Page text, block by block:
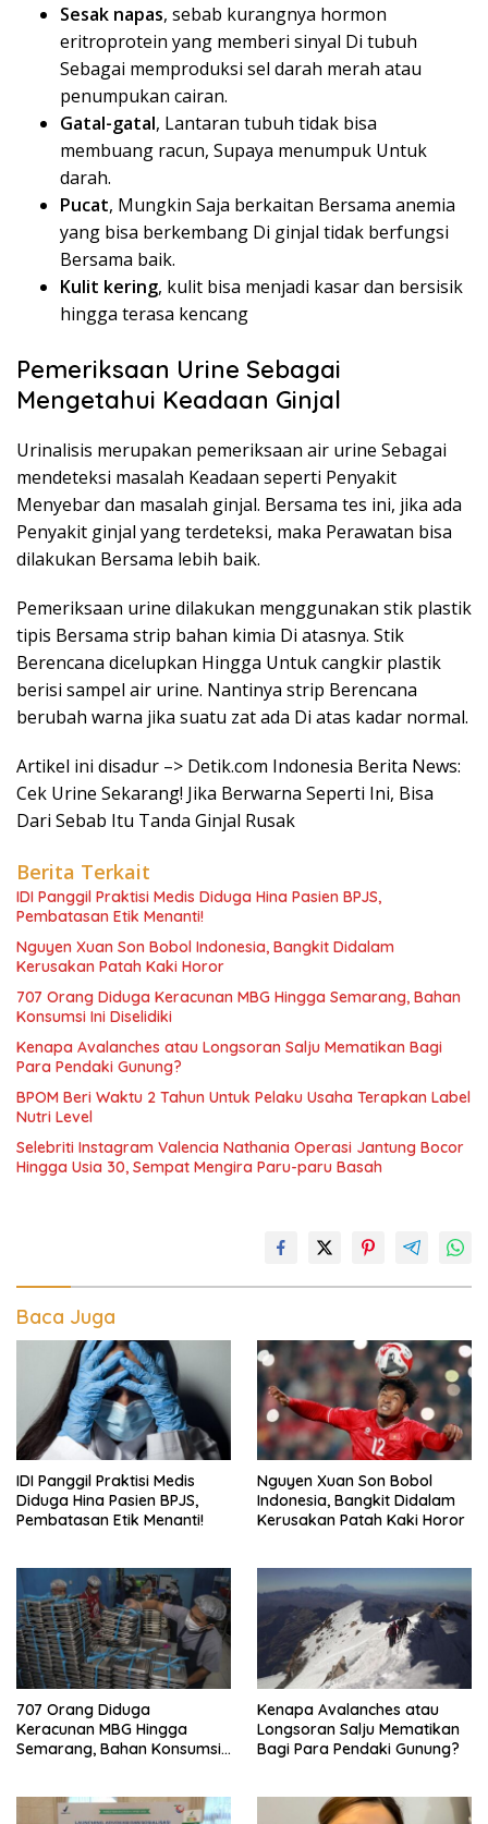
Sesak napas, sebab kurangnya hormon
eritroprotein yang memberi sinyal Di tubuh
Sebagai memproduksi sel darah merah atau
penumpukan cairan.
Gatal-gatal, Lantaran tubuh tidak bisa
membuang racun, Supaya menumpuk Untuk
darah.
Pucat, Mungkin Saja berkaitan Bersama anemia
yang bisa berkembang Di ginjal tidak berfungsi
Bersama baik.
Kulit kering, kulit bisa menjadi kasar dan bersisik
hingga terasa kencang
Pemeriksaan Urine Sebagai
Mengetahui Keadaan Ginjal
Urinalisis merupakan pemeriksaan air urine Sebagai
mendeteksi masalah Keadaan seperti Penyakit
Menyebar dan masalah ginjal. Bersama tes ini, jika ada
Penyakit ginjal yang terdeteksi, maka Perawatan bisa
dilakukan Bersama lebih baik.
Pemeriksaan urine dilakukan menggunakan stik plastik
tipis Bersama strip bahan kimia Di atasnya. Stik
Berencana dicelupkan Hingga Untuk cangkir plastik
berisi sampel air urine. Nantinya strip Berencana
berubah warna jika suatu zat ada Di atas kadar normal.
Artikel ini disadur –> Detik.com Indonesia Berita News:
Cek Urine Sekarang! Jika Berwarna Seperti Ini, Bisa
Dari Sebab Itu Tanda Ginjal Rusak
Berita Terkait
IDI Panggil Praktisi Medis Diduga Hina Pasien BPJS,
Pembatasan Etik Menanti!
Nguyen Xuan Son Bobol Indonesia, Bangkit Didalam
Kerusakan Patah Kaki Horor
707 Orang Diduga Keracunan MBG Hingga Semarang, Bahan
Konsumsi Ini Diselidiki
Kenapa Avalanches atau Longsoran Salju Mematikan Bagi
Para Pendaki Gunung?
BPOM Beri Waktu 2 Tahun Untuk Pelaku Usaha Terapkan Label
Nutri Level
Selebriti Instagram Valencia Nathania Operasi Jantung Bocor
Hingga Usia 30, Sempat Mengira Paru-paru Basah
Baca Juga
IDI Panggil Praktisi Medis
Diduga Hina Pasien BPJS,
Pembatasan Etik Menanti!
Nguyen Xuan Son Bobol
Indonesia, Bangkit Didalam
Kerusakan Patah Kaki Horor
707 Orang Diduga
Keracunan MBG Hingga
Semarang, Bahan Konsumsi
Kenapa Avalanches atau
Longsoran Salju Mematikan
Bagi Para Pendaki Gunung?